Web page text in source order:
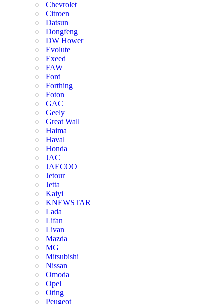
Chevrolet
Citroen
Datsun
Dongfeng
DW Hower
Evolute
Exeed
FAW
Ford
Forthing
Foton
GAC
Geely
Great Wall
Haima
Haval
Honda
JAC
JAECOO
Jetour
Jetta
Kaiyi
KNEWSTAR
Lada
Lifan
Livan
Mazda
MG
Mitsubishi
Nissan
Omoda
Opel
Oting
Peugeot